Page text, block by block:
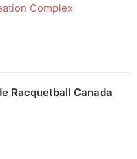
Complex
Racquetball Canada